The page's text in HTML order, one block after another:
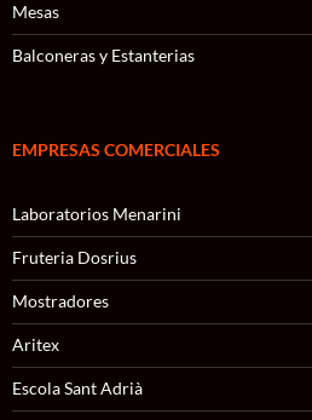
Mesas
Balconeras y Estanterias
EMPRESAS COMERCIALES
Laboratorios Menarini
Fruteria Dosrius
Mostradores
Aritex
Escola Sant Adrià